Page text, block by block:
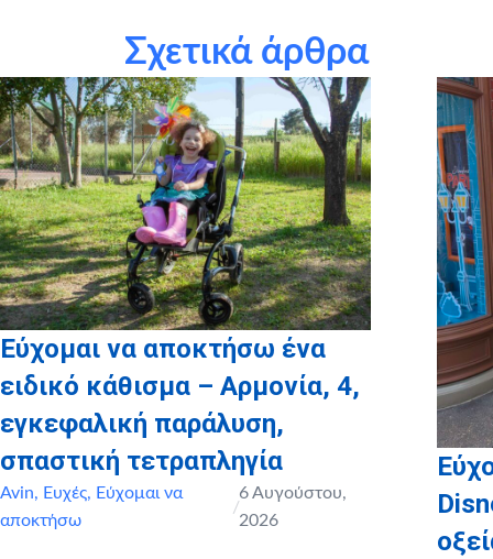
Ζαχαροπλαστείο Passarella, BOX Food For Your Mood
την εταιρείαCraftbox.gr
για την αποστολή birthday box –
έκπληξη σε όλα τα παιδιά μας, καθώς και τοmyikona.grγια
τη χορηγία όλων των προσωποποιημένων φωτογραφικών
άλμπουμ των παιδιών μας!
Σχετικά άρθρα
Εύχομαι να αποκτήσω ένα
ειδικό κάθισμα – Αρμονία, 4,
εγκεφαλική παράλυση,
σπαστική τετραπληγία
Avin, Ευχές, Εύχομαι να
αποκτήσω
/
6 Αυγούστου,
2026